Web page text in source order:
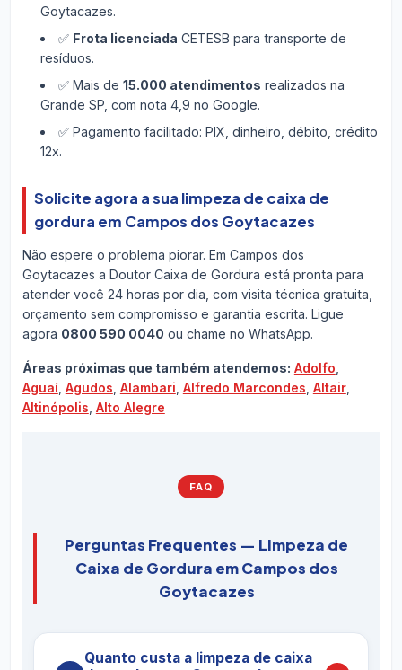
Goytacazes.
✅ Frota licenciada CETESB para transporte de
resíduos.
✅ Mais de 15.000 atendimentos realizados na
Grande SP, com nota 4,9 no Google.
✅ Pagamento facilitado: PIX, dinheiro, débito, crédito
12x.
Solicite agora a sua limpeza de caixa de
gordura em Campos dos Goytacazes
Não espere o problema piorar. Em Campos dos
Goytacazes a Doutor Caixa de Gordura está pronta para
atender você 24 horas por dia, com visita técnica gratuita,
orçamento sem compromisso e garantia escrita. Ligue
agora 0800 590 0040 ou chame no WhatsApp.
Áreas próximas que também atendemos: Adolfo
Aguaí, Agudos Alambari Alfredo Marcondes Altair,
Altinópolis Alto Alegre
FAQ
Perguntas Frequentes — Limpeza de
Caixa de Gordura em Campos dos
Goytacazes
Quanto custa a limpeza de caixa